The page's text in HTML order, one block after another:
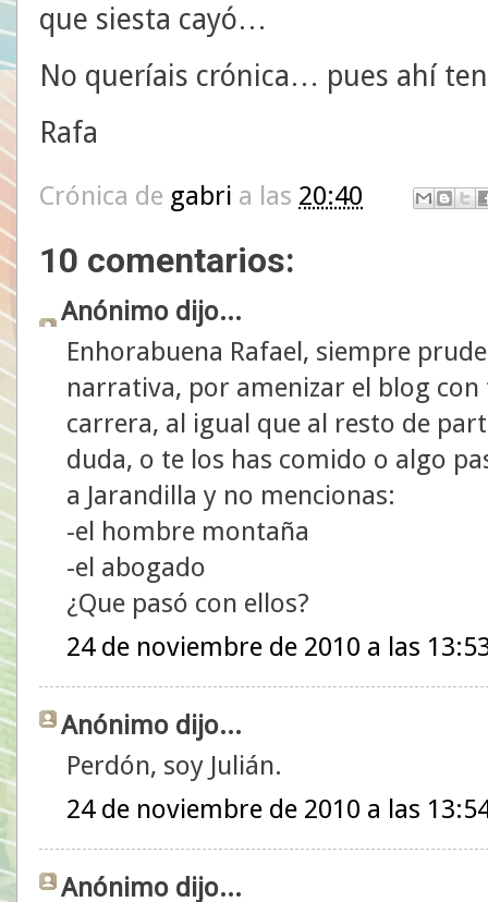
que siesta cayó…
No queríais crónica… pues ahí
Rafa
Crónica de gabri a las 20:40
10 comentarios:
Anónimo dijo...
Enhorabuena Rafael, siempre
narrativa, por amenizar el blog
carrera, al igual que al resto de
duda, o te los has comido o algo
a Jarandilla y no mencionas:
-el hombre montaña
-el abogado
¿Que pasó con ellos?
24 de noviembre de 2010 a las
Anónimo dijo...
Perdón, soy Julián.
24 de noviembre de 2010 a las
Anónimo dijo...